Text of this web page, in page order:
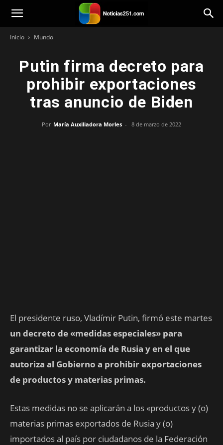
Noticias251
Inicio Mundo
Putin firma decreto para
prohibir exportaciones
tras anuncio de Biden
Por María Auxiliadora Morles - 8 de marzo de 2022
El presidente ruso, Vladímir Putin, firmó este martes
un decreto de «medidas especiales» para
garantizar la economía de Rusia y en el que
autoriza al Gobierno a prohibir exportaciones
de productos y materias primas.
Estas medidas no se aplicarán a los «productos y (o)
materias primas exportados de Rusia y (o)
importados al país por ciudadanos de la Federación